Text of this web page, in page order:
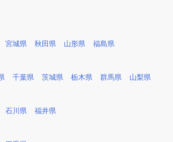
宮城県 秋田県 山形県 福島県
千葉県 茨城県 栃木県 群馬県 山梨県
石川県 福井県